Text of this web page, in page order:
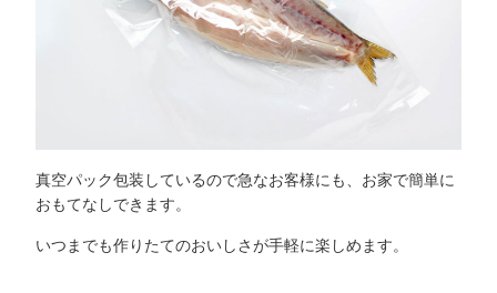
真空パック包装しているので急なお客様にも、お家で簡単に
おもてなしできます。
いつまでも作りたてのおいしさが手軽に楽しめます。